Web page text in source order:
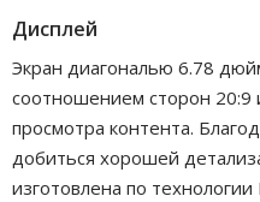
Дисплей
Экран диагональю 6.78
соотношением сторон 20:9
просмотра контента.
добиться хорошей
изготовлена по